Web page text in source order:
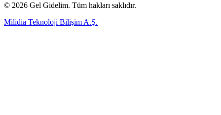
© 2026 Gel Gidelim. Tüm hakları saklıdır.
Milidia Teknoloji Bilişim A.Ş.